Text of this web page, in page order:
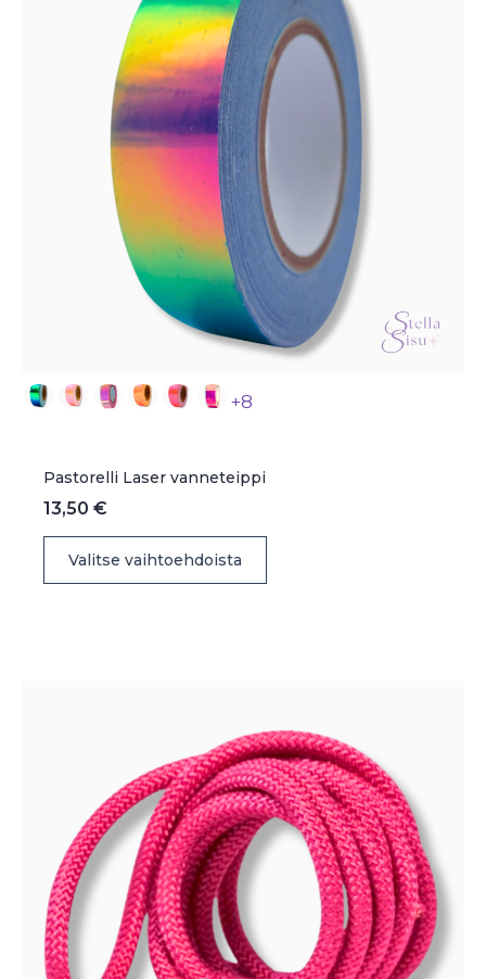
+8
Pastorelli Laser vanneteippi
13,50 €
Valitse vaihtoehdoista
Tällä
valinnat
tuotteen
sivulla.